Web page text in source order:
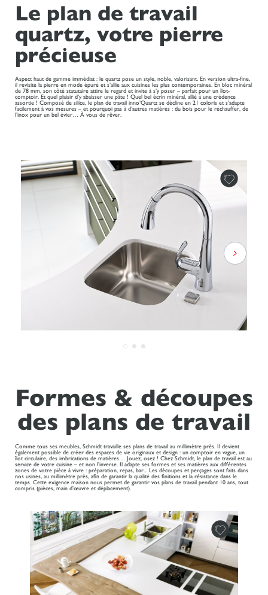
Le plan de travail
quartz, votre pierre
précieuse
Aspect haut de gamme immédiat : le quartz pose un style, noble, valorisant. En version ultra-fine,
il revisite la pierre en mode épuré et s’allie aux cuisines les plus contemporaines. En bloc minéral
de 78 mm, son côté statutaire attire le regard et invite à s’y poser – parfait pour un îlot-
comptoir. Et quel plaisir d’y abaisser une pâte ! Quel bel écrin minéral, allié à une crédence
assortie ! Composé de silice, le plan de travail inno’Quartz se décline en 21 coloris et s’adapte
facilement à vos mesures – et pourquoi pas à d’autres matières : du bois pour le réchauffer, de
l’inox pour un bel évier… À vous de rêver.
Formes & découpes
des plans de travail
Comme tous ses meubles, Schmidt travaille ses plans de travail au millimètre près. Il devient
également possible de créer des espaces de vie originaux et design : un comptoir en vague, un
îlot circulaire, des imbrications de matières… Jouez, osez ! Chez Schmidt, le plan de travail est au
service de votre cuisine – et non l’inverse. Il adapte ses formes et ses matières aux différentes
zones de votre pièce à vivre : préparation, repas, bar... Les découpes et perçages sont faits dans
nos usines, au millimètre près, afin de garantir la qualité des finitions et la résistance dans le
temps. Cette exigence maison nous permet de garantir vos plans de travail pendant 10 ans, tout
compris (pièces, main d’œuvre et déplacement).